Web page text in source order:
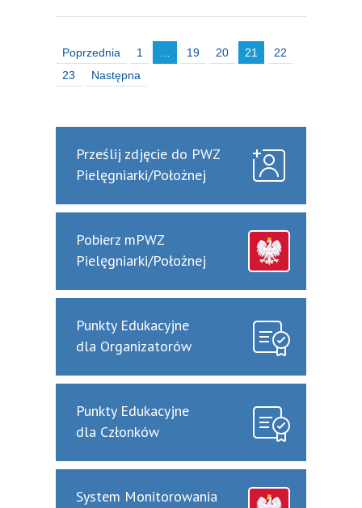
Poprzednia 1 19 20 21
22
23
Następna
Prześlij zdjęcie do PWZ
Pielęgniarki/Położnej
Pobierz mPWZ
Pielęgniarki/Położnej
Punkty Edukacyjne
dla Organizatorów
Punkty Edukacyjne
dla Członków
System Monitorowania